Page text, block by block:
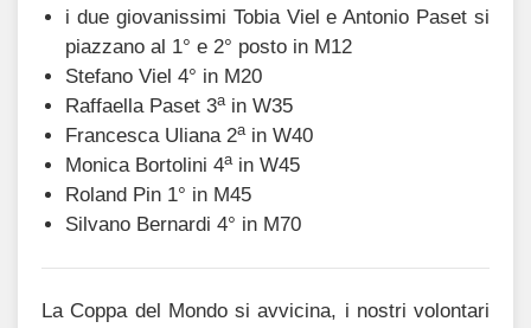
i due giovanissimi Tobia Viel e Antonio Paset si
piazzano al 1° e 2° posto in M12
Stefano Viel 4° in M20
Raffaella Paset 3ain W35
Francesca Uliana 2ain W40
Monica Bortolini 4ain W45
Roland Pin 1° in M45
Silvano Bernardi 4° in M70
La Coppa del Mondo si avvicina, i nostri volontari